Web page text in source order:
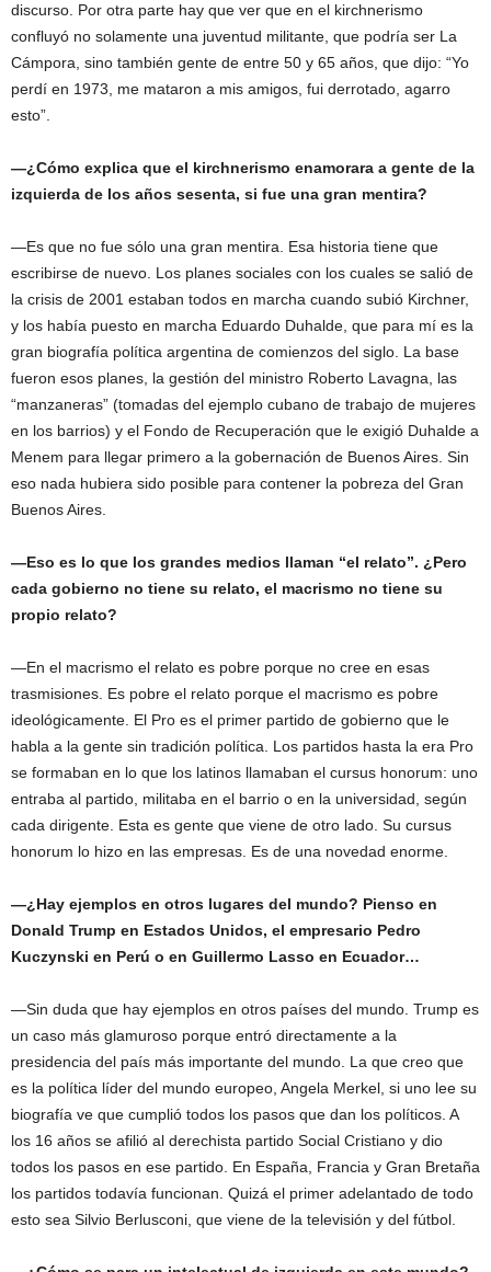
discurso. Por otra parte hay que ver que en el kirchnerismo
confluyó no solamente una juventud militante, que podría ser La
Cámpora, sino también gente de entre 50 y 65 años, que dijo: “Yo
perdí en 1973, me mataron a mis amigos, fui derrotado, agarro
esto”.
—¿Cómo explica que el kirchnerismo enamorara a gente de la
izquierda de los años sesenta, si fue una gran mentira?
—Es que no fue sólo una gran mentira. Esa historia tiene que
escribirse de nuevo. Los planes sociales con los cuales se salió de
la crisis de 2001 estaban todos en marcha cuando subió Kirchner,
y los había puesto en marcha Eduardo Duhalde, que para mí es la
gran biografía política argentina de comienzos del siglo. La base
fueron esos planes, la gestión del ministro Roberto Lavagna, las
“manzaneras” (tomadas del ejemplo cubano de trabajo de mujeres
en los barrios) y el Fondo de Recuperación que le exigió Duhalde a
Menem para llegar primero a la gobernación de Buenos Aires. Sin
eso nada hubiera sido posible para contener la pobreza del Gran
Buenos Aires.
—Eso es lo que los grandes medios llaman “el relato”. ¿Pero
cada gobierno no tiene su relato, el macrismo no tiene su
propio relato?
—En el macrismo el relato es pobre porque no cree en esas
trasmisiones. Es pobre el relato porque el macrismo es pobre
ideológicamente. El Pro es el primer partido de gobierno que le
habla a la gente sin tradición política. Los partidos hasta la era Pro
se formaban en lo que los latinos llamaban el cursus honorum: uno
entraba al partido, militaba en el barrio o en la universidad, según
cada dirigente. Esta es gente que viene de otro lado. Su cursus
honorum lo hizo en las empresas. Es de una novedad enorme.
—¿Hay ejemplos en otros lugares del mundo? Pienso en
Donald Trump en Estados Unidos, el empresario Pedro
Kuczynski en Perú o en Guillermo Lasso en Ecuador…
—Sin duda que hay ejemplos en otros países del mundo. Trump es
un caso más glamuroso porque entró directamente a la
presidencia del país más importante del mundo. La que creo que
es la política líder del mundo europeo, Angela Merkel, si uno lee su
biografía ve que cumplió todos los pasos que dan los políticos. A
los 16 años se afilió al derechista partido Social Cristiano y dio
todos los pasos en ese partido. En España, Francia y Gran Bretaña
los partidos todavía funcionan. Quizá el primer adelantado de todo
esto sea Silvio Berlusconi, que viene de la televisión y del fútbol.